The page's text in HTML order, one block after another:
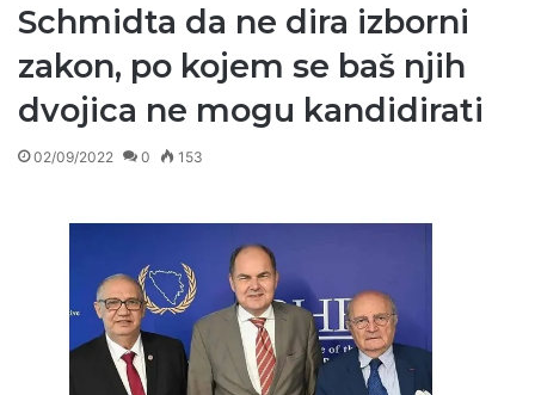
Schmidta da ne dira izborni
zakon, po kojem se baš njih
dvojica ne mogu kandidirati
02/09/2022 0 153